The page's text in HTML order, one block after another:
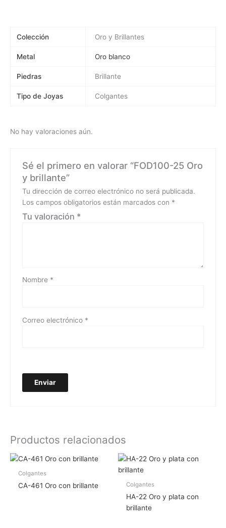
Colección Oro y Brillantes
Metal Oro blanco
Piedras Brillante
Tipo de Joyas Colgantes
No hay valoraciones aún.
Sé el primero en valorar “FOD100-25 Oro
y brillante”
Tu dirección de correo electrónico no será publicada.
Los campos obligatorios están marcados con *
Tu valoración *
Nombre *
Correo electrónico *
Productos relacionados
Colgantes
CA-461 Oro con brillante Colgantes
HA-22 Oro y plata con
brillante